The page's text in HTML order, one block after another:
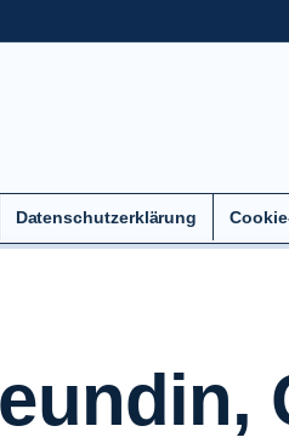
Datenschutzerklärung